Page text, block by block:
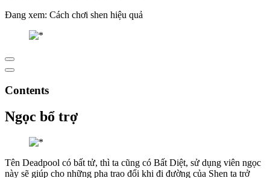
Đang xem: Cách chơi shen hiệu quả
Contents
Ngọc bổ trợ
Tên Deadpool có bất tử, thì ta cũng có Bất Diệt, sử dụng viên ngọc
này sẽ giúp cho những pha trao đổi khi đi đường của Shen ta trở